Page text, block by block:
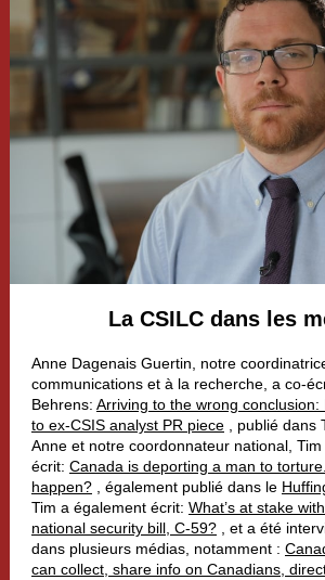
La CSILC dans les
Anne Dagenais Guertin, notre
communications et à la recherche, a co-
Behrens: Arriving to the wrong conclusion:
to ex-CSIS analyst PR piece
publié dans
Anne et notre coordonnateur national,
écrit: Canada is deporting a man to
happen?
également publié dans le
Tim a également écrit: What’s at stake
national security bill, C-59?
, et a été
dans plusieurs médias, notamment :
can collect, share info on Canadians,